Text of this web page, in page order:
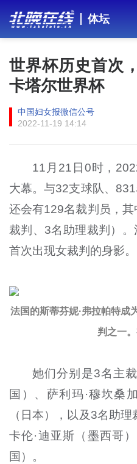
体坛
世界杯历史首次
卡塔尔世界杯
中国妇女报微信公号
2022-11-19 14:14
11月21日0时，
大幕。与32支球队、
还会有129名裁判员，
裁判、3名助理裁判）
首次出现女裁判的身影。
法国的斯蒂芬妮·弗拉帕特成
判之一
她们分别是3名主
国）、萨利玛·穆坎桑
（日本），以及3名助理
卡伦·迪亚斯（墨西哥
国）。